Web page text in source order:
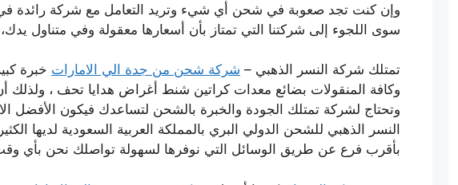
وإن كنت تجد صعوبة في شحن أي شيء وتريد التعامل مع شركة رائدة
سوى اللجوء إلى شركتنا التي تمتاز بأن أسعارها معقولة وفي متناول يدك،
تمتلك شركة النسر الذهبي – شركة شحن من جدة الي الامارات خبرة
وكافة المنقولات بضائع معدات كراتين شنط أغراض هدايا تحف ، ولذلك
وتحتاج لشركة تمتلك الجودة والخبرة بالشحن لتساعدك فيكون الأفضل
النسر الذهبي للشحن الدولي البري بالمملكة العربية السعودية لديها
بأقرب فرع عن طريق الوسائل التي نوفرها لسهولة تواصلك نحن بأي